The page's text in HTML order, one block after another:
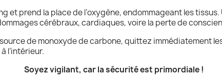
et prend la place de l’oxygène, endommageant les
cérébraux, cardiaques, voire la perte de
de monoxyde de carbone, quittez immédiatement
l’intérieur.
Soyez vigilant, car la sécurité est primordiale !